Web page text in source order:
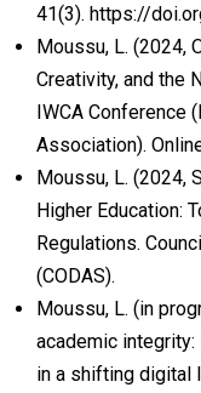
41(3). https://
Moussu, L. (2024,
Creativity, and the
IWCA Conference
Association).
Moussu, L. (2024,
Higher Education:
Regulations.
(CODAS).
Moussu, L. (in
academic
in a shifting digital